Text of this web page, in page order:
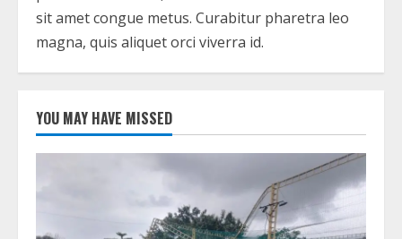
sit amet congue metus. Curabitur pharetra leo
magna, quis aliquet orci viverra id.
YOU MAY HAVE MISSED